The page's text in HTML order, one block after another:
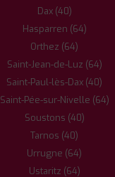
Dax (40)
Hasparren (64)
Orthez (64)
Saint-Jean-de-Luz (64)
Saint-Paul-lès-Dax (40)
Saint-Pée-sur-Nivelle (64)
Soustons (40)
Tarnos (40)
Urrugne (64)
Ustaritz (64)